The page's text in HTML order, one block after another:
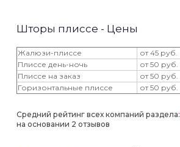
Шторы плиссе - Цены
Жалюзи-плиссе
от 45 руб.
Плиссе день-ночь
от 50 руб.
Плиссе на заказ
от 50 руб.
Горизонтальные плиссе
от 50 руб.
Средний рейтинг всех компаний раздела:
на основании 2 отзывов